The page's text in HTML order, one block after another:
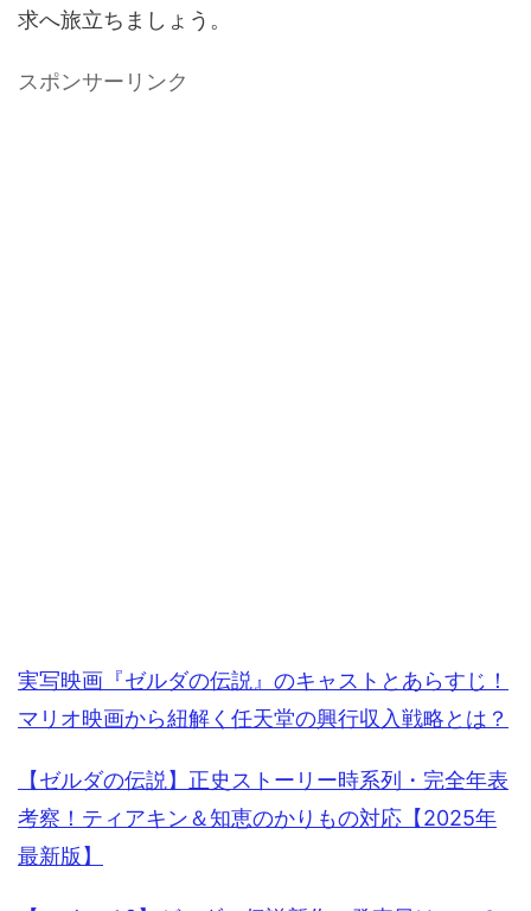
求へ旅立ちましょう。
スポンサーリンク
実写映画『ゼルダの伝説』のキャストとあらすじ！
マリオ映画から紐解く任天堂の興行収入戦略とは？
【ゼルダの伝説】正史ストーリー時系列・完全年表
考察！ティアキン＆知恵のかりもの対応【2025年
最新版】